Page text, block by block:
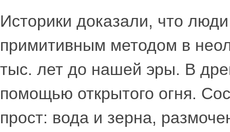
Историки доказали, что
примитивным методом в
тыс. лет до нашей эры. В
помощью открытого огня.
прост: вода и зерна,